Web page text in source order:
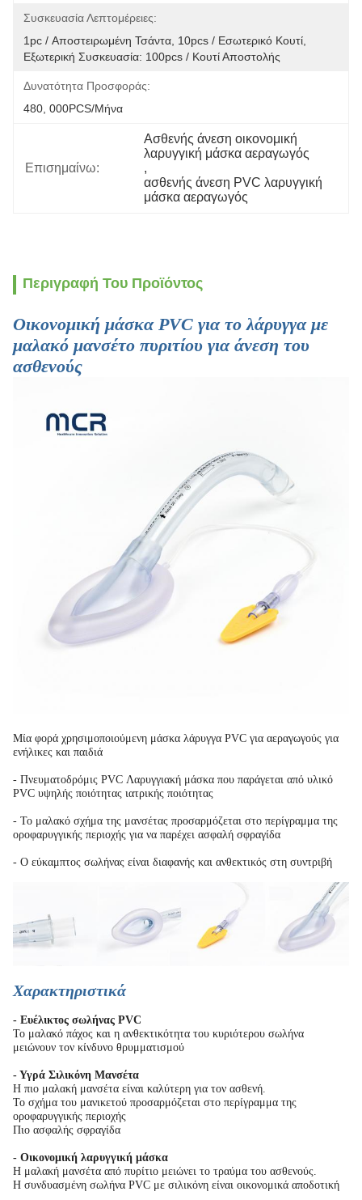
Συσκευασία Λεπτομέρειες:
1pc / Αποστειρωμένη Τσάντα, 10pcs / Εσωτερικό Κουτί,
Εξωτερική Συσκευασία: 100pcs / Κουτί Αποστολής
Δυνατότητα Προσφοράς:
480, 000PCS/μήνα
Επισημαίνω:
Ασθενής άνεση οικονομική
λαρυγγική μάσκα αεραγωγός
,
ασθενής άνεση PVC λαρυγγική
μάσκα αεραγωγός
Περιγραφή Του Προϊόντος
Οικονομική μάσκα PVC για το λάρυγγα με
μαλακό μανσέτο πυριτίου για άνεση του
ασθενούς
Μία φορά χρησιμοποιούμενη μάσκα λάρυγγα PVC για αεραγωγούς για
ενήλικες και παιδιά
- Πνευματοδρόμις PVC Λαρυγγιακή μάσκα που παράγεται από υλικό
PVC υψηλής ποιότητας ιατρικής ποιότητας
- Το μαλακό σχήμα της μανσέτας προσαρμόζεται στο περίγραμμα της
οροφαρυγγικής περιοχής για να παρέχει ασφαλή σφραγίδα
- Ο εύκαμπτος σωλήνας είναι διαφανής και ανθεκτικός στη συντριβή
Χαρακτηριστικά
- Ευέλικτος σωλήνας PVC
Το μαλακό πάχος και η ανθεκτικότητα του κυριότερου σωλήνα
μειώνουν τον κίνδυνο θρυμματισμού
- Υγρά Σιλικόνη Μανσέτα
Η πιο μαλακή μανσέτα είναι καλύτερη για τον ασθενή.
Το σχήμα του μανικετού προσαρμόζεται στο περίγραμμα της
οροφαρυγγικής περιοχής
Πιο ασφαλής σφραγίδα
- Οικονομική λαρυγγική μάσκα
Η μαλακή μανσέτα από πυρίτιο μειώνει το τραύμα του ασθενούς.
Η συνδυασμένη σωλήνα PVC με σιλικόνη είναι οικονομικά αποδοτική